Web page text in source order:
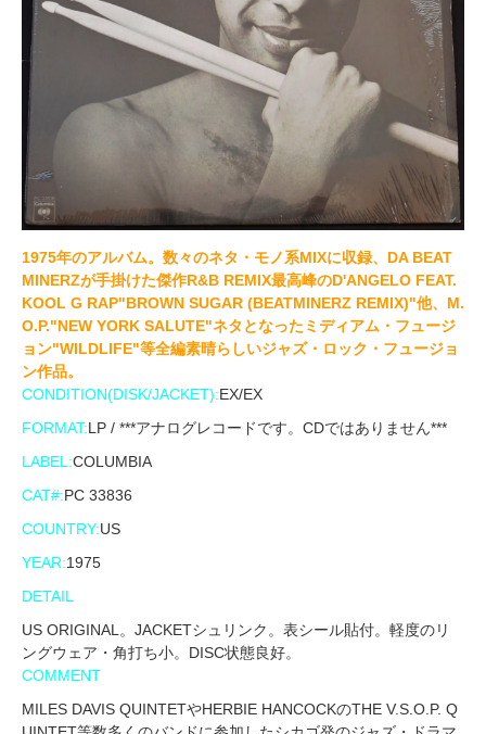
1975年のアルバム。数々のネタ・モノ系MIXに収録、DA BEAT
MINERZが手掛けた傑作R&B REMIX最高峰のD'ANGELO FEAT.
KOOL G RAP"BROWN SUGAR (BEATMINERZ REMIX)"他、M.
O.P."NEW YORK SALUTE"ネタとなったミディアム・フュージ
ョン"WILDLIFE"等全編素晴らしいジャズ・ロック・フュージョ
ン作品。
CONDITION(DISK/JACKET):EX/EX
FORMAT:LP / ***アナログレコードです。CDではありません***
LABEL:COLUMBIA
CAT#:PC 33836
COUNTRY:US
YEAR:1975
DETAIL
US ORIGINAL。JACKETシュリンク。表シール貼付。軽度のリ
ングウェア・角打ち小。DISC状態良好。
COMMENT
MILES DAVIS QUINTETやHERBIE HANCOCKのTHE V.S.O.P. Q